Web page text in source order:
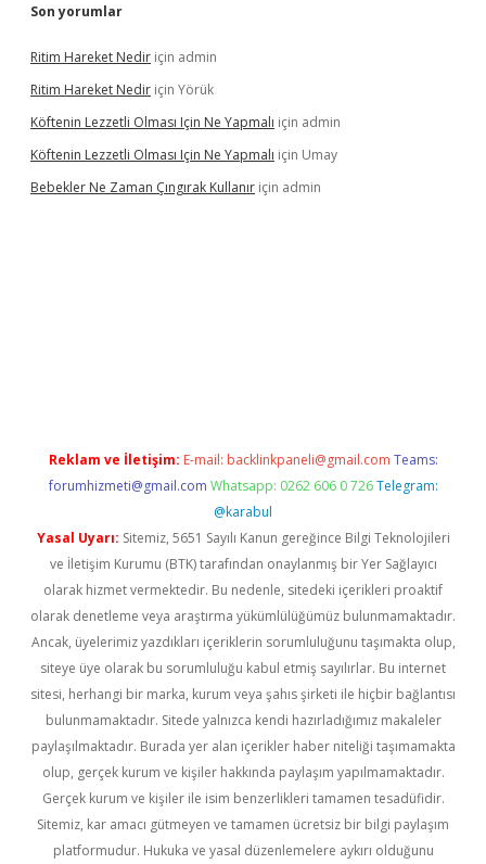
Son yorumlar
Ritim Hareket Nedir için admin
Ritim Hareket Nedir için Yörük
Köftenin Lezzetli Olması Için Ne Yapmalı için admin
Köftenin Lezzetli Olması Için Ne Yapmalı için Umay
Bebekler Ne Zaman Çıngırak Kullanır için admin
Reklam ve İletişim: E-mail: backlinkpaneli@gmail.com Teams:
forumhizmeti@gmail.com Whatsapp: 0262 606 0 726 Telegram:
@karabul
Yasal Uyarı: Sitemiz, 5651 Sayılı Kanun gereğince Bilgi Teknolojileri
ve İletişim Kurumu (BTK) tarafından onaylanmış bir Yer Sağlayıcı
olarak hizmet vermektedir. Bu nedenle, sitedeki içerikleri proaktif
olarak denetleme veya araştırma yükümlülüğümüz bulunmamaktadır.
Ancak, üyelerimiz yazdıkları içeriklerin sorumluluğunu taşımakta olup,
siteye üye olarak bu sorumluluğu kabul etmiş sayılırlar. Bu internet
sitesi, herhangi bir marka, kurum veya şahıs şirketi ile hiçbir bağlantısı
bulunmamaktadır. Sitede yalnızca kendi hazırladığımız makaleler
paylaşılmaktadır. Burada yer alan içerikler haber niteliği taşımamakta
olup, gerçek kurum ve kişiler hakkında paylaşım yapılmamaktadır.
Gerçek kurum ve kişiler ile isim benzerlikleri tamamen tesadüfidir.
Sitemiz, kar amacı gütmeyen ve tamamen ücretsiz bir bilgi paylaşım
platformudur. Hukuka ve yasal düzenlemelere aykırı olduğunu